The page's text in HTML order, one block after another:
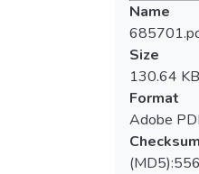
Name
Size
130.64 KB
Format
Adobe
Checksum